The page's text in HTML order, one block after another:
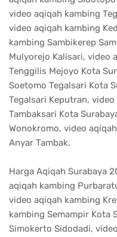
video aqiqah kambing
video aqiqah kambing
kambing Sambikerep
Mulyorejo Kalisari, video
Tenggilis Mejoyo Kota
Soetomo Tegalsari Kota
Tegalsari Keputran,
Tambaksari Kota
Wonokromo, video
Anyar Tambak.
Harga Aqiqah Surabaya
aqiqah kambing
video aqiqah kambing
kambing Semampir Kota
Simokerto Sidodadi,